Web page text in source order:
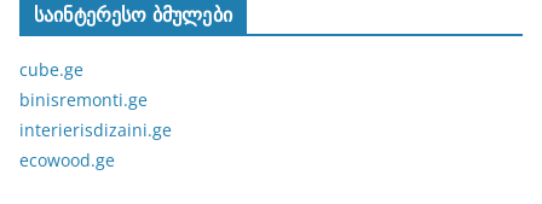
საინტერესო ბმულები
cube.ge
binisremonti.ge
interierisdizaini.ge
ecowood.ge